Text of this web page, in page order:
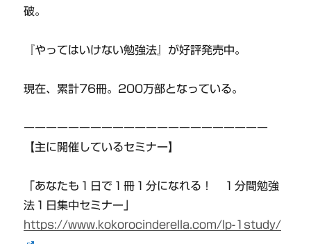
破。
『やってはいけない勉強法』が好評発売中。
現在、累計76冊。200万部となっている。
ーーーーーーーーーーーーーーーーーーーーーー
【主に開催しているセミナー】
「あなたも１日で１冊１分になれる！ １分間勉強
法１日集中セミナー」
https://www.kokorocinderella.com/lp-1study/